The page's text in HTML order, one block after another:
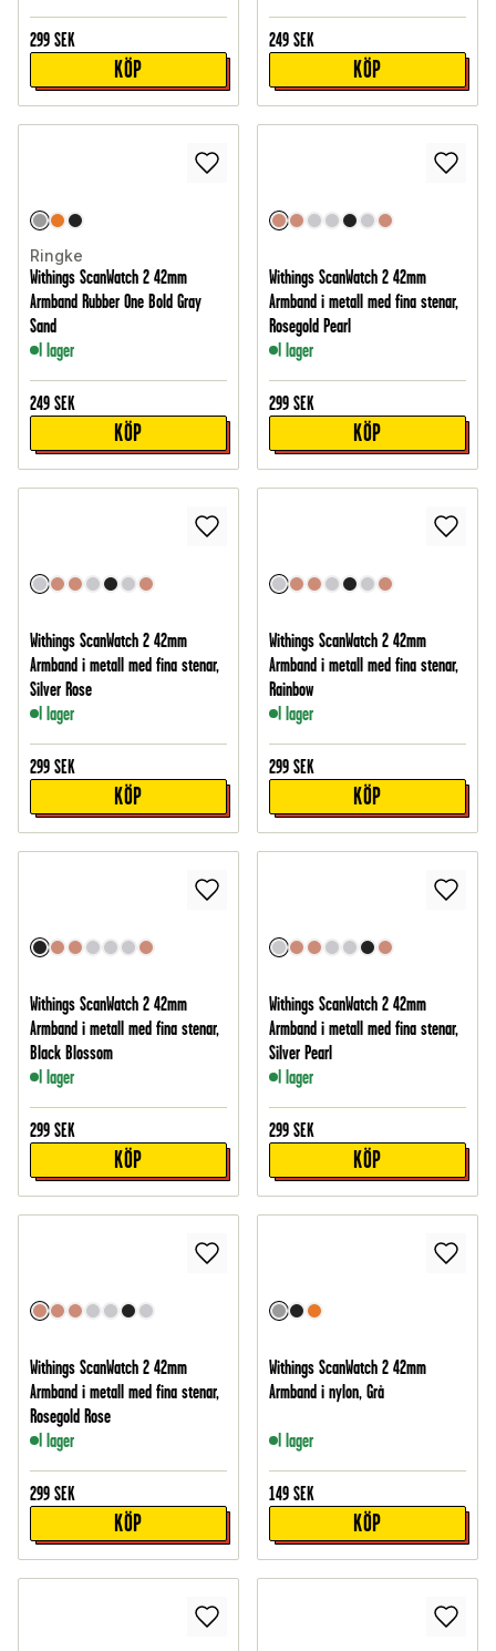
299 SEK
KÖP
249 SEK
KÖP
Ringke
Withings ScanWatch 2 42mm
Armband Rubber One Bold Gray
Sand
I lager
249 SEK
KÖP
Withings ScanWatch 2 42mm
Armband i metall med fina stenar,
Rosegold Pearl
I lager
299 SEK
KÖP
Withings ScanWatch 2 42mm
Armband i metall med fina stenar,
Silver Rose
I lager
299 SEK
KÖP
Withings ScanWatch 2 42mm
Armband i metall med fina stenar,
Rainbow
I lager
299 SEK
KÖP
Withings ScanWatch 2 42mm
Armband i metall med fina stenar,
Black Blossom
I lager
299 SEK
KÖP
Withings ScanWatch 2 42mm
Armband i metall med fina stenar,
Silver Pearl
I lager
299 SEK
KÖP
Withings ScanWatch 2 42mm
Armband i metall med fina stenar,
Rosegold Rose
I lager
299 SEK
KÖP
Withings ScanWatch 2 42mm
Armband i nylon, Grå
I lager
149 SEK
KÖP